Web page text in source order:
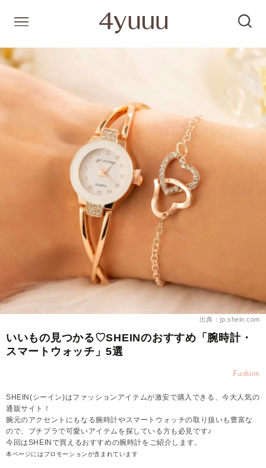
出典：jp.shein.com
いいもの見つかる♡SHEINのおすすめ「腕時計・
スマートウォッチ」5選
Fashion
SHEIN(シーイン)はファッションアイテムが激安で購入できる、今大人気の
通販サイト！
腕元のアクセントにもなる腕時計やスマートウォッチの取り扱いも豊富な
ので、プチプラで可愛いアイテムを探している方も必見です♪
今回はSHEINで買えるおすすめの腕時計をご紹介します。
本ページにはプロモーションが含まれています